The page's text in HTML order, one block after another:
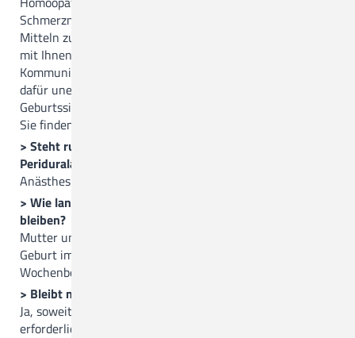
Schmerzmittel, Lachgas oder die PDA. Der Einsatz von
Mitteln zur Schmerzlinderung erfolgt nur in Rücksprache
mit Ihnen und Ihrem Einverständnis. Eine gute
Kommunikation und das Mitteilen Ihrer Bedürfnisse ist
dafür unerlässlich. So werden wir je nach
Geburtssituation die richtige Art der Unterstützung für
Sie finden.
> Steht rund um die Uhr ein Anästhesist für eine
Periduralanästhesie (PDA) zur Verfügung?
Anästhesisten stehen im Haus 24h täglich zur Verfügung.
> Wie lange darf man nach der Geburt noch im Kreißsaal
bleiben?
Mutter und Kind werden noch zwei Stunden nach der
Geburt im Kreißsaal überwacht, bevor sie dann auf die
Wochenbettstation verlegt werden.
> Bleibt mein Kind nach der Geburt bei mir?
Ja, soweit es Mutter und Kind gut geht, finden alle
erforderlichen Untersuchungen im Gebärzimmer statt.